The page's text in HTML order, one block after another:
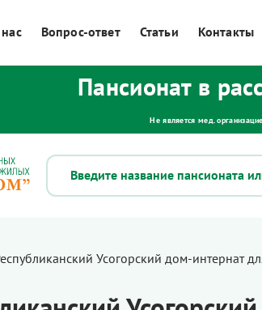
Вопрос-ответ Статьи Контакты
Пансионат в
Не является мед.
Усогорский дом-интернат